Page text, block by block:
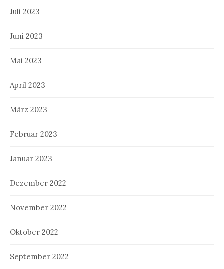
Juli 2023
Juni 2023
Mai 2023
April 2023
März 2023
Februar 2023
Januar 2023
Dezember 2022
November 2022
Oktober 2022
September 2022